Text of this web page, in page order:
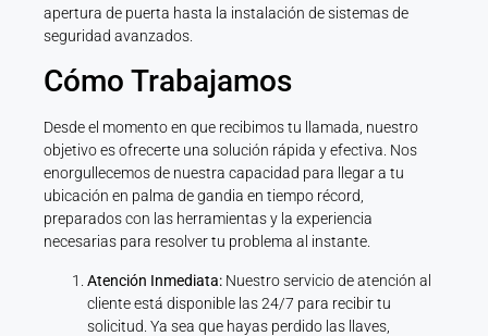
apertura de puerta hasta la instalación de sistemas de
seguridad avanzados.
Cómo Trabajamos
Desde el momento en que recibimos tu llamada, nuestro
objetivo es ofrecerte una solución rápida y efectiva. Nos
enorgullecemos de nuestra capacidad para llegar a tu
ubicación en palma de gandia en tiempo récord,
preparados con las herramientas y la experiencia
necesarias para resolver tu problema al instante.
Atención Inmediata: Nuestro servicio de atención al
cliente está disponible las 24/7 para recibir tu
solicitud. Ya sea que hayas perdido las llaves,